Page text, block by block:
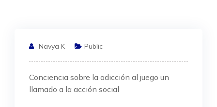
Navya K Public
Conciencia sobre la adicción al juego un
llamado a la acción social